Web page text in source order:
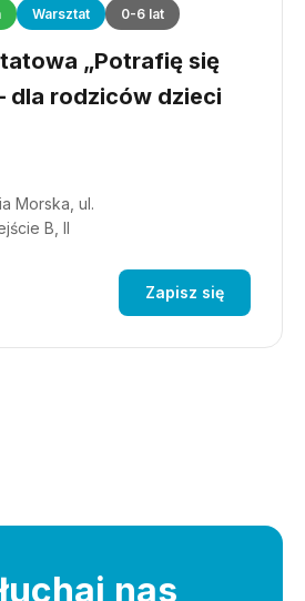
Warsztat 0-6 lat
„Potrafię się
dla rodziców dzieci
Morska, ul.
B, II
Zapisz się
nas